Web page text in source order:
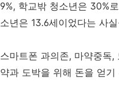
9%, 학교밖 청소년은 30%
소년은 13.6세이었다는 사
스마트폰 과의존, 마약중독
약과 도박을 위해 돈을 얻